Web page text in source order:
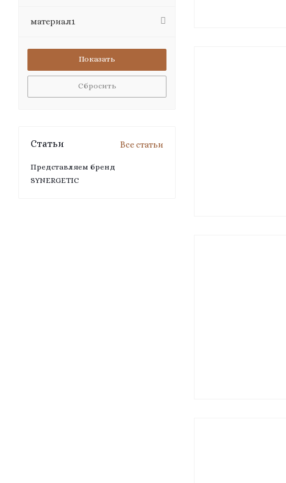
материал1
Сбросить
Статьи Все статьи
Представляем бренд
SYNERGETIC